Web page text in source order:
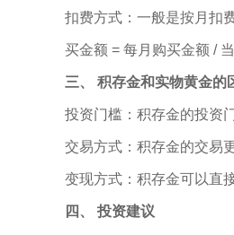
扣费方式：一般是按月扣
买金额 = 每月购买金额 /
三、 积存金和实物黄金的
投资门槛：积存金的投资
交易方式：积存金的交易
变现方式：积存金可以直
四、 投资建议